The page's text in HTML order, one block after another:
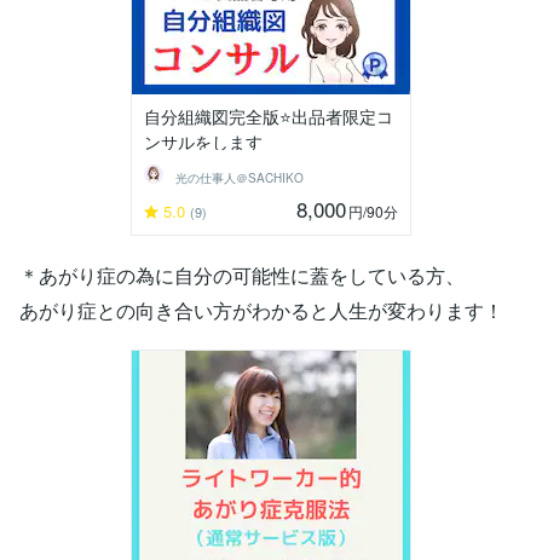
自分組織図完全版⭐️出品者限定コ
ンサルをします
光の仕事人＠SACHIKO
5.0 (9) 8,000円/90分
＊あがり症の為に自分の可能性に蓋をしている方、
あがり症との向き合い方がわかると人生が変わります！